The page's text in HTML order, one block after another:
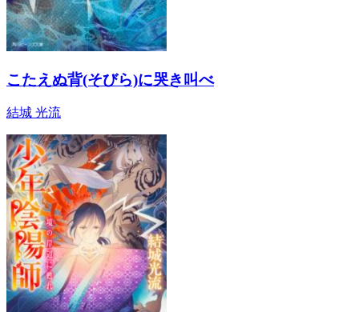
こたえぬ背(そびら)に哭き叫べ
結城 光流